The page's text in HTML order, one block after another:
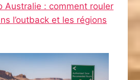
Australie : comment rouler
l’outback et les régions